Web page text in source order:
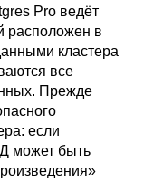
Pro ведёт
расположен в
кластера
все
Прежде
если
может быть
»